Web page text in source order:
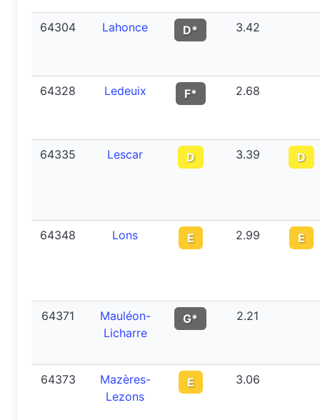
64304 Lahonce D* 3.42
64328 Ledeuix F* 2.68
64335 Lescar D 3.39 D
64348 Lons E 2.99 E
64371
Mauléon-
Licharre
G* 2.21
64373
Mazères-
Lezons
E 3.06